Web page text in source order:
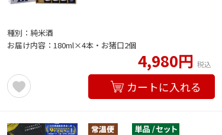
種別：純米酒
お届け内容：180ml×4本・お猪口2個
4,980円 税込
カートに入れる